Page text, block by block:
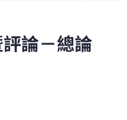
論－總論